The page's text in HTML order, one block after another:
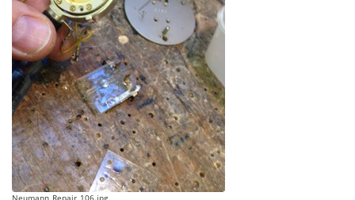
Neumann_Repair_106.jpg